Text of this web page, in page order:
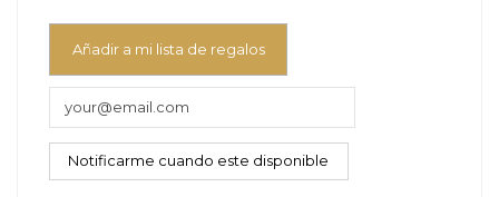
Añadir a mi lista de regalos